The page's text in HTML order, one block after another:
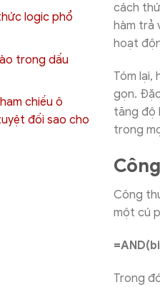
logic phổ
trong dấu
chiếu ô
đối sao cho
cách
hàm trả
hoạt
Tóm lại,
gọn.
tăng độ
trong
Công
một cú
Trong